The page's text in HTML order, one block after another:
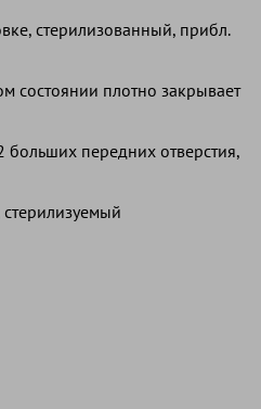
стерилизованный, прибл.
состоянии плотно закрывает
передних отверстия,